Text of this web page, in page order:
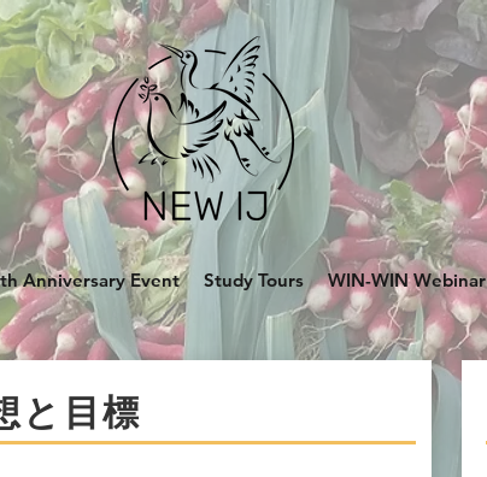
Anniversary Event Study Tours WIN-WIN Webinar
と目標